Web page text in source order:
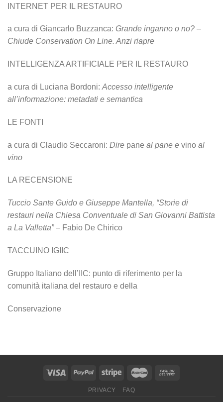
INTERNET PER IL RESTAURO
a cura di Giancarlo Buzzanca: Grande inganno o no? –
Chiude Conservation On Line. Anzi riapre
INTELLIGENZA ARTIFICIALE PER IL RESTAURO
a cura di Luciana Bordoni: Accesso intelligente
all’informazione: metadati e semantica
LE FONTI
a cura di Claudio Seccaroni: Dire pane al pane e vino al
vino
LA RECENSIONE
Tuccio Sante Guido e Giuseppe Mantella, “Storie di
restauri nella Chiesa Conventuale di San Giovanni Battista
a La Valletta”– Fabio De Chirico
TACCUINO IGIIC
Gruppo Italiano dell’IIC: punto di riferimento per la
comunità italiana del restauro e della
Conservazione
PRIVACY FAQ